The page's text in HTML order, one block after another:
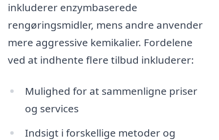
inkluderer enzymbaserede
rengøringsmidler, mens andre anvender
mere aggressive kemikalier. Fordelene
ved at indhente flere tilbud inkluderer:
Mulighed for at sammenligne priser
og services
Indsigt i forskellige metoder og